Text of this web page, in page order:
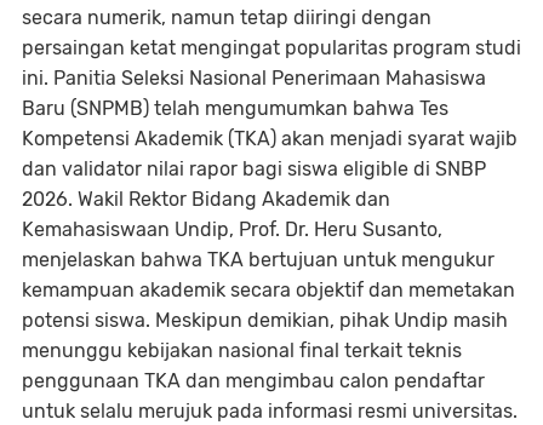
secara numerik, namun tetap diiringi dengan
persaingan ketat mengingat popularitas program studi
ini. Panitia Seleksi Nasional Penerimaan Mahasiswa
Baru (SNPMB) telah mengumumkan bahwa Tes
Kompetensi Akademik (TKA) akan menjadi syarat wajib
dan validator nilai rapor bagi siswa eligible di SNBP
2026. Wakil Rektor Bidang Akademik dan
Kemahasiswaan Undip, Prof. Dr. Heru Susanto,
menjelaskan bahwa TKA bertujuan untuk mengukur
kemampuan akademik secara objektif dan memetakan
potensi siswa. Meskipun demikian, pihak Undip masih
menunggu kebijakan nasional final terkait teknis
penggunaan TKA dan mengimbau calon pendaftar
untuk selalu merujuk pada informasi resmi universitas.